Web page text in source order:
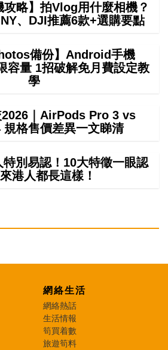
攻略】拍Vlog用什麼相機？
、DJI推薦6款+選購要點
備份】Android手機
容量 1招破解免月費設定教
學
｜AirPods Pro 3 vs
格售價差異一文睇清
別易認！10大特徵一眼認
港人都長這樣！
網絡生活
網絡熱話
生活情報
筍買着數
旅遊筍料